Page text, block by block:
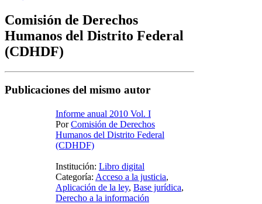
Comisión de Derechos
Humanos del Distrito Federal
(CDHDF)
Publicaciones del mismo autor
Informe anual 2010 Vol. I
PorComisión de Derechos
Humanos del Distrito Federal
(CDHDF)
Institución: Libro digital
Categoría: Acceso a la justicia,
Aplicación de la ley, Base jurídica,
Derecho a la información